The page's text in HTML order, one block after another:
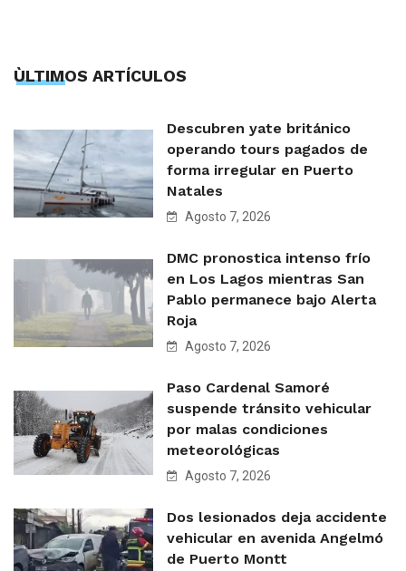
ÙLTIMOS ARTÍCULOS
Descubren yate británico
operando tours pagados de
forma irregular en Puerto
Natales
Agosto 7, 2026
DMC pronostica intenso frío
en Los Lagos mientras San
Pablo permanece bajo Alerta
Roja
Agosto 7, 2026
Paso Cardenal Samoré
suspende tránsito vehicular
por malas condiciones
meteorológicas
Agosto 7, 2026
Dos lesionados deja accidente
vehicular en avenida Angelmó
de Puerto Montt